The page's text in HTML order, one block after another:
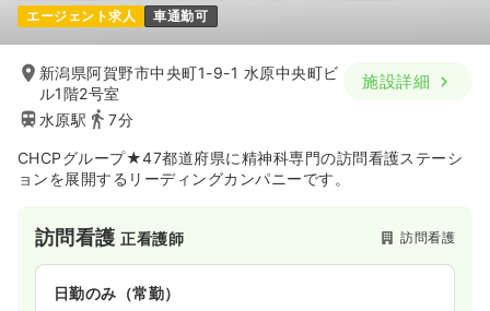
エージェント求人 車通勤可
新潟県阿賀野市中央町1-9-1 水原中央町ビ
ル1階2号室
水原駅
7分
施設詳細
CHCPグループ★47都道府県に精神科専門の訪問看護ステーシ
ョンを展開するリーディングカンパニーです。
訪問看護正看護師 訪問看護
日勤のみ（常勤）